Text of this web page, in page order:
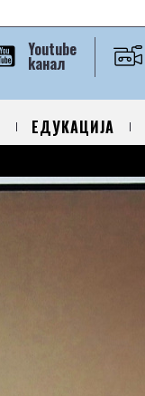
Youtube
kанал
ЕДУКАЦИЈА